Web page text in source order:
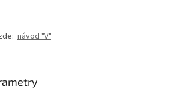
návod "V"